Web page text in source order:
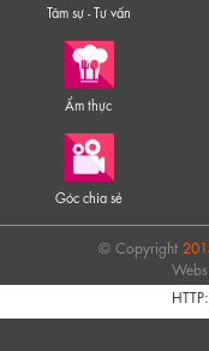
Tâm sự - Tư vấn
Ẩm thực
Góc chia sẻ
© Copyright